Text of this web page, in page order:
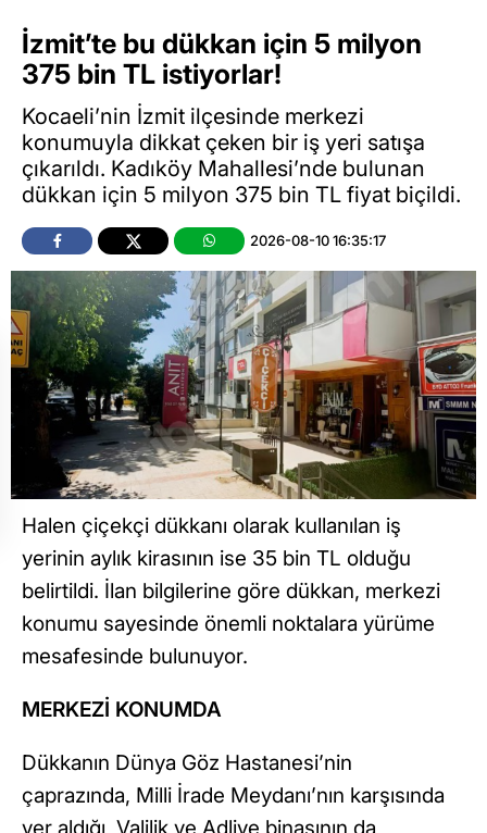
İzmit’te bu dükkan için 5 milyon
375 bin TL istiyorlar!
Kocaeli’nin İzmit ilçesinde merkezi
konumuyla dikkat çeken bir iş yeri satışa
çıkarıldı. Kadıköy Mahallesi’nde bulunan
dükkan için 5 milyon 375 bin TL fiyat biçildi.
2026-08-10 16:35:17
Halen çiçekçi dükkanı olarak kullanılan iş
yerinin aylık kirasının ise 35 bin TL olduğu
belirtildi. İlan bilgilerine göre dükkan, merkezi
konumu sayesinde önemli noktalara yürüme
mesafesinde bulunuyor.
MERKEZİ KONUMDA
Dükkanın Dünya Göz Hastanesi’nin
çaprazında, Milli İrade Meydanı’nın karşısında